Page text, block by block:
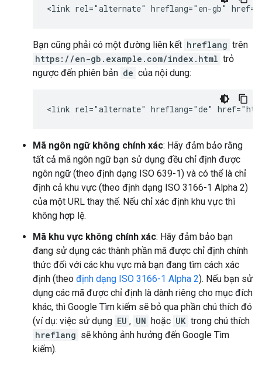
<link rel="alternate" hreflang="en-gb"
Bạn cũng phải có một đường liên kết hreflang trên
https://en-gb.example.com/index.html trỏ
ngược đến phiên bản de của nội dung:
<link rel="alternate" hreflang="de"
Mã ngôn ngữ không chính xác: Hãy đảm bảo rằng
tất cả mã ngôn ngữ bạn sử dụng đều chỉ định được
ngôn ngữ (theo định dạng ISO 639-1) và có thể là chỉ
định cả khu vực (theo định dạng ISO 3166-1 Alpha 2)
của một URL thay thế. Nếu chỉ xác định khu vực thì
không hợp lệ.
Mã khu vực không chính xác: Hãy đảm bảo bạn
đang sử dụng các thành phần mã được chỉ định chính
thức đối với các khu vực mà bạn đang tìm cách xác
định (theo định dạng ISO 3166-1 Alpha 2). Nếu bạn sử
dụng các mã được chỉ định là dành riêng cho mục đích
khác, thì Google Tìm kiếm sẽ bỏ qua phần chú thích đó
(ví dụ: việc sử dụng EU , UN hoặc UK trong chú thích
hreflang sẽ không ảnh hưởng đến Google Tìm
kiếm).